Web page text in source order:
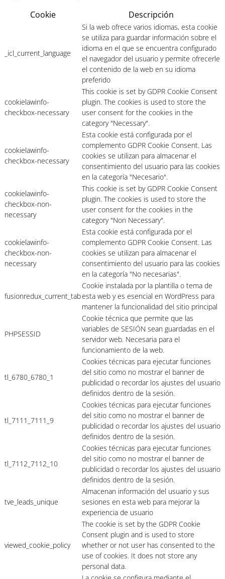
Cookie
Descripción
_icl_current_language
Si la web ofrece varios idiomas, esta cookie
se utiliza para guardar información sobre el
idioma en el que se encuentra configurado
el navegador del usuario y permite ofrecerle
el contenido de la web en su idioma
preferido
cookielawinfo-
checkbox-necessary
This cookie is set by GDPR Cookie Consent
plugin. The cookies is used to store the
user consent for the cookies in the
category "Necessary".
cookielawinfo-
checkbox-necessary
Esta cookie está configurada por el
complemento GDPR Cookie Consent. Las
cookies se utilizan para almacenar el
consentimiento del usuario para las cookies
en la categoría "Necesario".
cookielawinfo-
checkbox-non-
necessary
This cookie is set by GDPR Cookie Consent
plugin. The cookies is used to store the
user consent for the cookies in the
category "Non Necessary".
cookielawinfo-
checkbox-non-
necessary
Esta cookie está configurada por el
complemento GDPR Cookie Consent. Las
cookies se utilizan para almacenar el
consentimiento del usuario para las cookies
en la categoría "No necesarias".
fusionredux_current_tab
Cookie instalada por la plantilla o tema de
esta web y es esencial en WordPress para
mantener la funcionalidad del sitio principal
PHPSESSID
Cookie técnica que permite que las
variables de SESIÓN sean guardadas en el
servidor web. Necesaria para el
funcionamiento de la web.
tl_6780_6780_1
Cookies técnicas para ejecutar funciones
del sitio como no mostrar el banner de
publicidad o recordar los ajustes del usuario
definidos dentro de la sesión.
tl_7111_7111_9
Cookies técnicas para ejecutar funciones
del sitio como no mostrar el banner de
publicidad o recordar los ajustes del usuario
definidos dentro de la sesión.
tl_7112_7112_10
Cookies técnicas para ejecutar funciones
del sitio como no mostrar el banner de
publicidad o recordar los ajustes del usuario
definidos dentro de la sesión.
tve_leads_unique
Almacenan información del usuario y sus
sesiones en esta web para mejorar la
experiencia de usuario
viewed_cookie_policy
The cookie is set by the GDPR Cookie
Consent plugin and is used to store
whether or not user has consented to the
use of cookies. It does not store any
personal data.